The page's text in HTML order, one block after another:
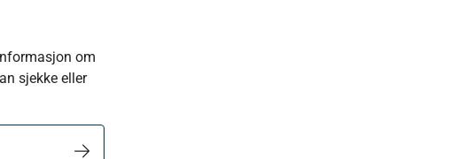
om
sjekke eller